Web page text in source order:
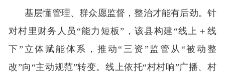
基层懂管理、群众愿监督，整治才能有后劲。针
对村里财务人员“能力短板”，该县构建“线上＋线
下”立体赋能体系，推动“三资”监管从“被动整
改”向“主动规范”转变。线上依托“村村响”广播、村